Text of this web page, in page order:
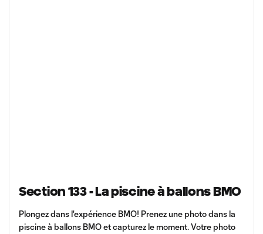
Section 133 - La piscine à ballons BMO
Plongez dans l'expérience BMO! Prenez une photo dans la
piscine à ballons BMO et capturez le moment. Votre photo